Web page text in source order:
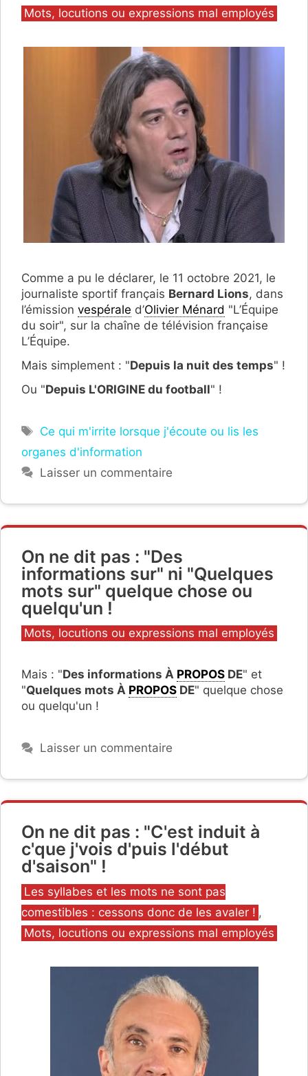
Catégories
Mots, locutions ou expressions mal employés
Comme a pu le déclarer, le 11 octobre 2021, le
journaliste sportif français Bernard Lions, dans
l’émission vespérale d’Olivier Ménard "L’Équipe
du soir", sur la chaîne de télévision française
L’Équipe.
Mais simplement : "Depuis la nuit des temps" !
Ou "Depuis L'ORIGINE du football" !
Étiquettes
Ce qui m'irrite lorsque j'écoute ou lis les
organes d'information
Laisser un commentaire
On ne dit pas : "Des
informations sur" ni "Quelques
mots sur" quelque chose ou
quelqu'un !
Catégories
Mots, locutions ou expressions mal employés
Mais : "Des informations À PROPOS DE" et
"Quelques mots À PROPOS DE" quelque chose
ou quelqu'un !
Laisser un commentaire
On ne dit pas : "C'est induit à
c'que j'vois d'puis l'début
d'saison" !
Catégories
Les syllabes et les mots ne sont pas
comestibles : cessons donc de les avaler ! ,
Mots, locutions ou expressions mal employés